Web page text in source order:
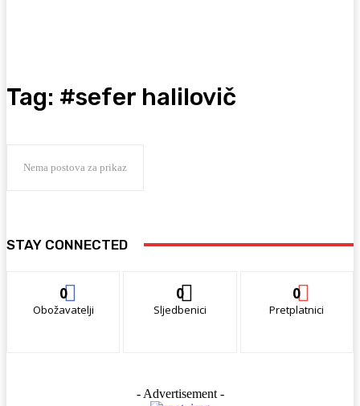
Tag: #sefer halilovič
Nema postova za prikaz
STAY CONNECTED
0
Obožavatelji
0
Sljedbenici
0
Pretplatnici
- Advertisement -